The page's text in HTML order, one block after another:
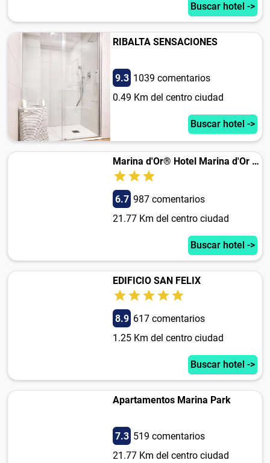
Buscar hotel ->
RIBALTA SENSACIONES
9.3 1039 comentarios
0.49 Km del centro ciudad
Buscar hotel ->
Marina d'Or® Hotel Marina d'Or 3*
6.7 987 comentarios
21.77 Km del centro ciudad
Buscar hotel ->
EDIFICIO SAN FELIX
8.9 617 comentarios
1.25 Km del centro ciudad
Buscar hotel ->
Apartamentos Marina Park
7.3 519 comentarios
21.77 Km del centro ciudad